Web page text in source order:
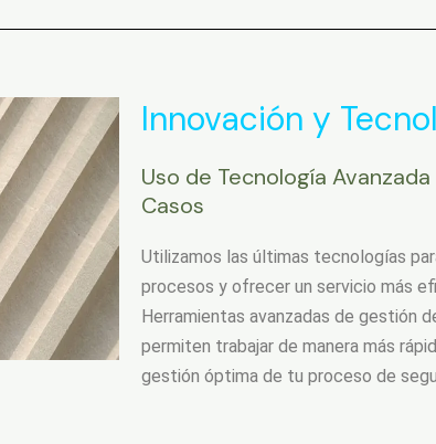
Innovación y
Uso de Tecnología
Casos
Utilizamos las últimas tecnologías
procesos y ofrecer un servicio más
Herramientas avanzadas de gestión
permiten trabajar de manera más
gestión óptima de tu proceso de